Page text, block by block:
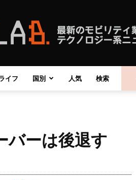
自
動
イフ 国別 人気 検索
バーは後退す